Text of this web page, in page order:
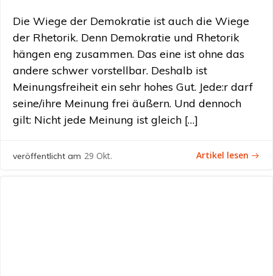
Die Wiege der Demokratie ist auch die Wiege
der Rhetorik. Denn Demokratie und Rhetorik
hängen eng zusammen. Das eine ist ohne das
andere schwer vorstellbar. Deshalb ist
Meinungsfreiheit ein sehr hohes Gut. Jede:r darf
seine/ihre Meinung frei äußern. Und dennoch
gilt: Nicht jede Meinung ist gleich […]
veröffentlicht am 29 Okt. Artikel lesen